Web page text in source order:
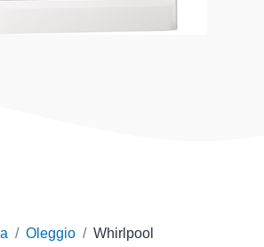
Oleggio Whirlpool